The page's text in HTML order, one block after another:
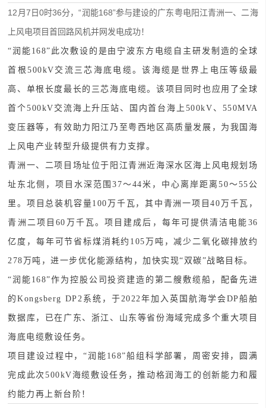
12月7日0时36分，“润能168”参与建设的广东粤电阳江青洲一、二海
上风电项目首回路风机并网发电成功！
“润能168”此次敷设的是由宁波东方电缆自主研发制造的全球
首根500kV交流三芯海底电缆。该海缆是世界上电压等级最
高、单根长度最长的三芯海底电缆。该项目同时也应用了全球
首个500kV交流海上升压站、国内首台海上500kV、550MVA
变压器等，有效助力阳江乃至粤西地区高质量发展，为我国海
上风电产业转型升级提供有力支撑。
青洲一、二项目场址位于阳江青洲近海深水区海上风电规划场
址东北侧，项目水深范围37～44米，中心离岸距离50～55公
里。项目总装机容量100万千瓦，其中青洲一项目40万千瓦，
青洲二项目60万千瓦。项目建成后，每年可提供清洁电能36
亿度，每年可节省标煤消耗约105万吨，减少二氧化碳排放约
278万吨，进一步优化能源结构，加快实现“双碳”战略目标。
“润能168”作为控股公司投资建造的第二艘敷缆船，配备先进
的Kongsberg DP2系统，于2022年加入英国航海学会DP船舶
数据库，已在广东、浙江、山东等省份海域完成多个重大项目
海底电缆敷设任务。
项目建设过程中，“润能168”船组科学部署，周密安排，圆满
完成此次500kV海缆敷设任务，推动格润海工的创新能力和履
约能力再上新台阶！